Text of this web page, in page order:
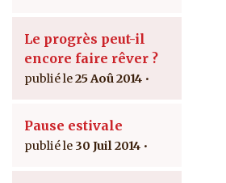
Le progrès peut-il
encore faire rêver ?
25 Aoû 2014
Pause estivale
30 Juil 2014